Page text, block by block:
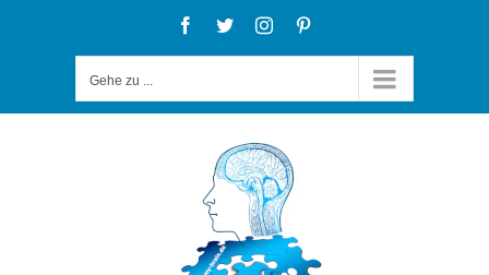
Facebook
TwitterInstagram
Gehe zu ...